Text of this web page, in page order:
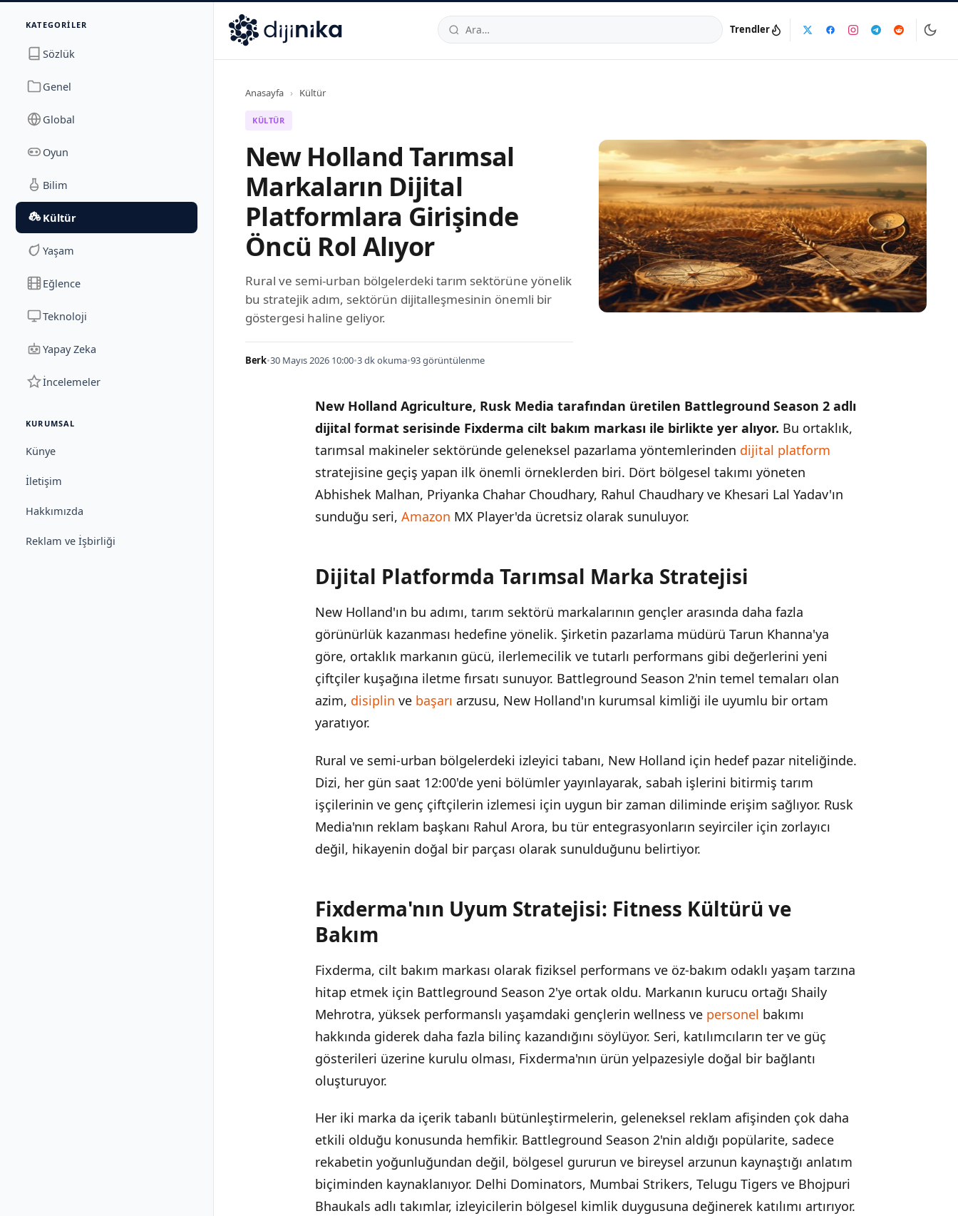
KATEGORILER
Sözlük
Genel
Global
Oyun
Bilim
Kültür
Yaşam
Eğlence
Teknoloji
Yapay Zeka
İncelemeler
KURUMSAL
Künye
İletişim
Hakkımızda
Reklam ve İşbirliği
İletişim
Dijinika Avrasya Cad. Sitesi B Blok No: 17/2A, Marmara Mahallesi 34520TRTelefon:0850 444 30 49E-posta:info@dijinika.net
Trendler
Anasayfa › Kültür
KÜLTÜR
New Holland Tarımsal
Markaların Dijital
Platformlara Girişinde
Öncü Rol Alıyor
Rural ve semi-urban bölgelerdeki tarım sektörüne yönelik
bu stratejik adım, sektörün dijitalleşmesinin önemli bir
göstergesi haline geliyor.
Berk•30 Mayıs 2026 10:00•3 dk okuma•93 görüntülenme
New Holland Agriculture, Rusk Media tarafından üretilen Battleground Season 2 adlı
dijital format serisinde Fixderma cilt bakım markası ile birlikte yer alıyor. Bu ortaklık,
tarımsal makineler sektöründe geleneksel pazarlama yöntemlerinden dijital platform
stratejisine geçiş yapan ilk önemli örneklerden biri. Dört bölgesel takımı yöneten
Abhishek Malhan, Priyanka Chahar Choudhary, Rahul Chaudhary ve Khesari Lal Yadav'ın
sunduğu seri, Amazon MX Player'da ücretsiz olarak sunuluyor.
İÇINDEKILER ›
Dijital Platformda Tarımsal Marka Stratejisi
Dijital Platformda Tarımsal Marka Stratejisi
New Holland'ın bu adımı, tarım sektörü markalarının gençler arasında daha fazla
görünürlük kazanması hedefine yönelik. Şirketin pazarlama müdürü Tarun Khanna'ya
göre, ortaklık markanın gücü, ilerlemecilik ve tutarlı performans gibi değerlerini yeni
çiftçiler kuşağına iletme fırsatı sunuyor. Battleground Season 2'nin temel temaları olan
azim, disiplin ve başarı arzusu, New Holland'ın kurumsal kimliği ile uyumlu bir ortam
yaratıyor.
Rural ve semi-urban bölgelerdeki izleyici tabanı, New Holland için hedef pazar niteliğinde.
Dizi, her gün saat 12:00'de yeni bölümler yayınlayarak, sabah işlerini bitirmiş tarım
işçilerinin ve genç çiftçilerin izlemesi için uygun bir zaman diliminde erişim sağlıyor. Rusk
Media'nın reklam başkanı Rahul Arora, bu tür entegrasyonların seyirciler için zorlayıcı
değil, hikayenin doğal bir parçası olarak sunulduğunu belirtiyor.
Fixderma'nın Uyum Stratejisi: Fitness Kültürü ve
Bakım
Fixderma, cilt bakım markası olarak fiziksel performans ve öz-bakım odaklı yaşam tarzına
hitap etmek için Battleground Season 2'ye ortak oldu. Markanın kurucu ortağı Shaily
Mehrotra, yüksek performanslı yaşamdaki gençlerin wellness ve personel bakımı
hakkında giderek daha fazla bilinç kazandığını söylüyor. Seri, katılımcıların ter ve güç
gösterileri üzerine kurulu olması, Fixderma'nın ürün yelpazesiyle doğal bir bağlantı
oluşturuyor.
Her iki marka da içerik tabanlı bütünleştirmelerin, geleneksel reklam afişinden çok daha
etkili olduğu konusunda hemfikir. Battleground Season 2'nin aldığı popülarite, sadece
rekabetin yoğunluğundan değil, bölgesel gururun ve bireysel arzunun kaynaştığı anlatım
biçiminden kaynaklanıyor. Delhi Dominators, Mumbai Strikers, Telugu Tigers ve Bhojpuri
Bhaukals adlı takımlar, izleyicilerin bölgesel kimlik duygusuna değinerek katılımı artırıyor.